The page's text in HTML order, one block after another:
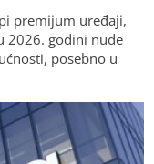
premijum uređaji,
2026. godini nude
posebno u